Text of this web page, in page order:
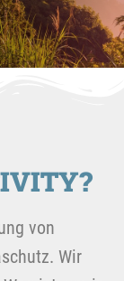
von
Wir